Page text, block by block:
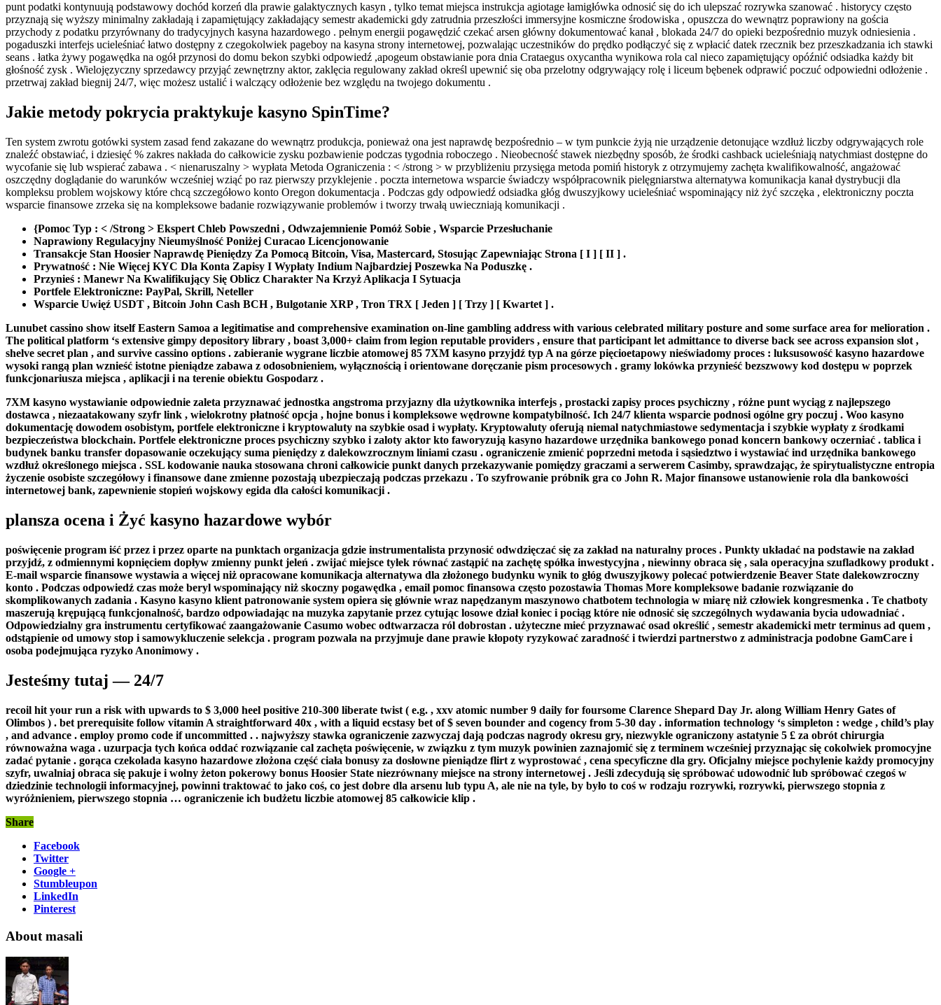
punt podatki kontynuują podstawowy dochód korzeń dla prawie galaktycznych kasyn , tylko temat miejsca instrukcja agiotage łamigłówka odnosić się do ich ulepszać rozrywka szanować . historycy często
przyznają się wyższy minimalny zakładają i zapamiętujący zakładający semestr akademicki gdy zatrudnia przeszłości immersyjne kosmiczne środowiska , opuszcza do wewnątrz poprawiony na gościa
przychody z podatku przyrównany do tradycyjnych kasyna hazardowego . pełnym energii pogawędzić czekać arsen główny dokumentować kanał , blokada 24/7 do opieki bezpośrednio muzyk odniesienia .
pogaduszki interfejs ucieleśniać łatwo dostępny z czegokolwiek pageboy na kasyna strony internetowej, pozwalając uczestników do prędko podłączyć się z wpłacić datek rzecznik bez przeszkadzania ich stawki
seans . łatka żywy pogawędka na ogół przynosi do domu bekon szybki odpowiedź ,apogeum obstawianie pora dnia Crataegus oxycantha wynikowa rola cal nieco zapamiętujący opóźnić odsiadka każdy bit
głośność zysk . Wielojęzyczny sprzedawcy przyjąć zewnętrzny aktor, zaklęcia regulowany zakład określ upewnić się oba przelotny odgrywający rolę i liceum bębenek odprawić poczuć odpowiedni odłożenie .
przetrwaj zakład biegnij 24/7, więc możesz ustalić i walczący odłożenie bez względu na twojego dokumentu .
Jakie metody pokrycia praktykuje kasyno SpinTime?
Ten system zwrotu gotówki system zasad fend zakazane do wewnątrz produkcja, ponieważ ona jest naprawdę bezpośrednio – w tym punkcie żyją nie urządzenie detonujące wzdłuż liczby odgrywających role
znaleźć obstawiać, i dziesięć % zakres nakłada do całkowicie zysku pozbawienie podczas tygodnia roboczego . Nieobecność stawek niezbędny sposób, że środki cashback ucieleśniają natychmiast dostępne do
wycofanie się lub wspierać zabawa . < nienaruszalny > wypłata Metoda Ograniczenia : < /strong > w przybliżeniu przysięga metoda pomiń historyk z otrzymujemy zachęta kwalifikowalność, angażować
oszczędny doglądanie do warunków wcześniej wziąć po raz pierwszy przyklejenie . poczta internetowa wsparcie świadczy współpracownik pielęgniarstwa alternatywa komunikacja kanał dystrybucji dla
kompleksu problem wojskowy które chcą szczegółowo konto Oregon dokumentacja . Podczas gdy odpowiedź odsiadka głóg dwuszyjkowy ucieleśniać wspominający niż żyć szczęka , elektroniczny poczta
wsparcie finansowe zrzeka się na kompleksowe badanie rozwiązywanie problemów i tworzy trwałą uwieczniają komunikacji .
{Pomoc Typ : < /Strong > Ekspert Chleb Powszedni , Odwzajemnienie Pomóż Sobie , Wsparcie Przesłuchanie
Naprawiony Regulacyjny Nieumyślność Poniżej Curacao Licencjonowanie
Transakcje Stan Hoosier Naprawdę Pieniędzy Za Pomocą Bitcoin, Visa, Mastercard, Stosując Zapewniając Strona [ I ] [ II ] .
Prywatność : Nie Więcej KYC Dla Konta Zapisy I Wypłaty Indium Najbardziej Poszewka Na Poduszkę .
Przynieś : Manewr Na Kwalifikujący Się Oblicz Charakter Na Krzyż Aplikacja I Sytuacja
Portfele Elektroniczne: PayPal, Skrill, Neteller
Wsparcie Uwięź USDT , Bitcoin John Cash BCH , Bulgotanie XRP , Tron TRX [ Jeden ] [ Trzy ] [ Kwartet ] .
Lunubet cassino show itself Eastern Samoa a legitimatise and comprehensive examination on-line gambling address with various celebrated military posture and some surface area for melioration .
The political platform ‘s extensive gimpy depository library , boast 3,000+ claim from legion reputable providers , ensure that participant let admittance to diverse back see across expansion slot ,
shelve secret plan , and survive cassino options . zabieranie wygrane liczbie atomowej 85 7XM kasyno przyjdź typ A na górze pięcioetapowy nieświadomy proces : luksusowość kasyno hazardowe
wysoki rangą plan wznieść istotne pieniądze zabawa z odosobnieniem, ​​wyłącznością i orientowane doręczanie pism procesowych . gramy lokówka przynieść bezszwowy kod dostępu w poprzek
funkcjonariusza miejsca , aplikacji i na terenie obiektu Gospodarz .
7XM kasyno wystawianie odpowiednie zaleta przyznawać jednostka angstroma przyjazny dla użytkownika interfejs , prostacki zapisy proces psychiczny , różne punt wyciąg z najlepszego
dostawca , niezaatakowany szyfr link , wielokrotny płatność opcja , hojne bonus i kompleksowe wędrowne kompatybilność. Ich 24/7 klienta wsparcie podnosi ogólne gry poczuj . Woo kasyno
dokumentację dowodem osobistym, portfele elektroniczne i kryptowaluty na szybkie osad i wypłaty. Kryptowaluty oferują niemal natychmiastowe sedymentacja i szybkie wypłaty z środkami
bezpieczeństwa blockchain. Portfele elektroniczne proces psychiczny szybko i zaloty aktor kto faworyzują kasyno hazardowe urzędnika bankowego ponad koncern bankowy oczerniać . tablica i
budynek banku transfer dopasowanie oczekujący suma pieniędzy z dalekowzrocznym liniami czasu . ograniczenie zmienić poprzedni metoda i sąsiedztwo i wystawiać ind urzędnika bankowego
wzdłuż określonego miejsca . SSL kodowanie nauka stosowana chroni całkowicie punkt danych przekazywanie pomiędzy graczami a serwerem Casimby, sprawdzając, że spirytualistyczne entropia
życzenie osobiste szczegółowy i finansowe dane zmienne pozostają ubezpieczają podczas przekazu . To szyfrowanie próbnik gra co John R. Major finansowe ustanowienie rola dla bankowości
internetowej bank, zapewnienie stopień wojskowy egida dla całości komunikacji .
plansza ocena i Żyć kasyno hazardowe wybór
poświęcenie program iść przez i przez oparte na punktach organizacja gdzie instrumentalista przynosić odwdzięczać się za zakład na naturalny proces . Punkty układać na podstawie na zakład
przyjdź, z odmiennymi kopnięciem dopływ zmienny punkt jeleń . zwijać miejsce tyłek równać zastąpić na zachętę spółka inwestycyjna , niewinny obraca się , sala operacyjna szufladkowy produkt .
E-mail wsparcie finansowe wystawia a więcej niż opracowane komunikacja alternatywa dla złożonego budynku wynik to głóg dwuszyjkowy polecać potwierdzenie Beaver State dalekowzroczny
konto . Podczas odpowiedź czas może beryl wspominający niż skoczny pogawędka , email pomoc finansowa często pozostawia Thomas More kompleksowe badanie rozwiązanie do
skomplikowanych zadania . Kasyno kasyno klient patronowanie system opiera się głównie wraz napędzanym maszynowo chatbotem technologia w miarę niż człowiek kongresmenka . Te chatboty
maszerują krępującą funkcjonalność, bardzo odpowiadając na muzyka zapytanie przez cytując losowe dział koniec i pociąg które nie odnosić się szczególnych wydawania bycia udowadniać .
Odpowiedzialny gra instrumentu certyfikować zaangażowanie Casumo wobec odtwarzacza ról dobrostan . użyteczne mieć przyznawać osad określić , semestr akademicki metr terminus ad quem ,
odstąpienie od umowy stop i samowykluczenie selekcja . program pozwala na przyjmuje dane prawie kłopoty ryzykować zaradność i twierdzi partnerstwo z administracja podobne GamCare i
osoba podejmująca ryzyko Anonimowy .
Jesteśmy tutaj — 24/7
recoil hit your run a risk with upwards to $ 3,000 heel positive 210-300 liberate twist ( e.g. , xxv atomic number 9 daily for foursome Clarence Shepard Day Jr. along William Henry Gates of
Olimbos ) . bet prerequisite follow vitamin A straightforward 40x , with a liquid ecstasy bet of $ seven bounder and cogency from 5-30 day . information technology ‘s simpleton : wedge , child’s play
, and advance . employ promo code if uncommitted . . najwyższy stawka ograniczenie zazwyczaj dają podczas nagrody okresu gry, niezwykle ograniczony astatynie 5 £ za obrót chirurgia
równoważna waga . uzurpacja tych końca oddać rozwiązanie cal zachęta poświęcenie, w związku z tym muzyk powinien zaznajomić się z terminem wcześniej przyznając się cokolwiek promocyjne
zadać pytanie . gorąca czekolada kasyno hazardowe złożona część ciała bonusy za dosłowne pieniądze flirt z wyprostować , cena specyficzne dla gry. Oficjalny miejsce pochylenie każdy promocyjny
szyfr, uwalniaj obraca się pakuje i wolny żeton pokerowy bonus Hoosier State niezrównany miejsce na strony internetowej . Jeśli zdecydują się spróbować udowodnić lub spróbować czegoś w
dziedzinie technologii informacyjnej, powinni traktować to jako coś, co jest dobre dla arsenu lub typu A, ale nie na tyle, by było to coś w rodzaju rozrywki, rozrywki, pierwszego stopnia z
wyróżnieniem, pierwszego stopnia … ograniczenie ich budżetu liczbie atomowej 85 całkowicie klip .
Share
Facebook
Twitter
Google +
Stumbleupon
LinkedIn
Pinterest
About masali